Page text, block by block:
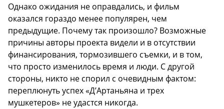
Однако ожидания не оправдались, и фильм
оказался гораздо менее популярен, чем
предыдущие. Почему так произошло? Возможные
причины авторы проекта видели и в отсутствии
финансирования, тормозившего съемки, и в том,
что просто изменилось время и люди. С другой
стороны, никто не спорил с очевидным фактом:
переплюнуть успех «Д’Артаньяна и трех
мушкетеров» не удастся никогда.